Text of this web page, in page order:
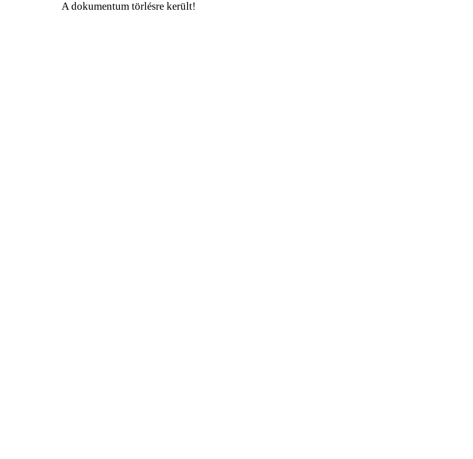
A dokumentum törlésre került!